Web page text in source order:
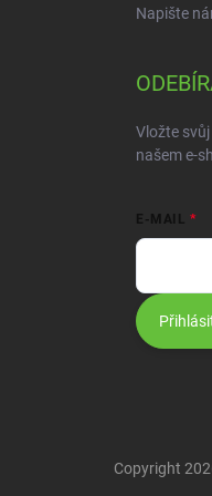
Napište
Vložte
našem e-
E-MAIL
Copyright